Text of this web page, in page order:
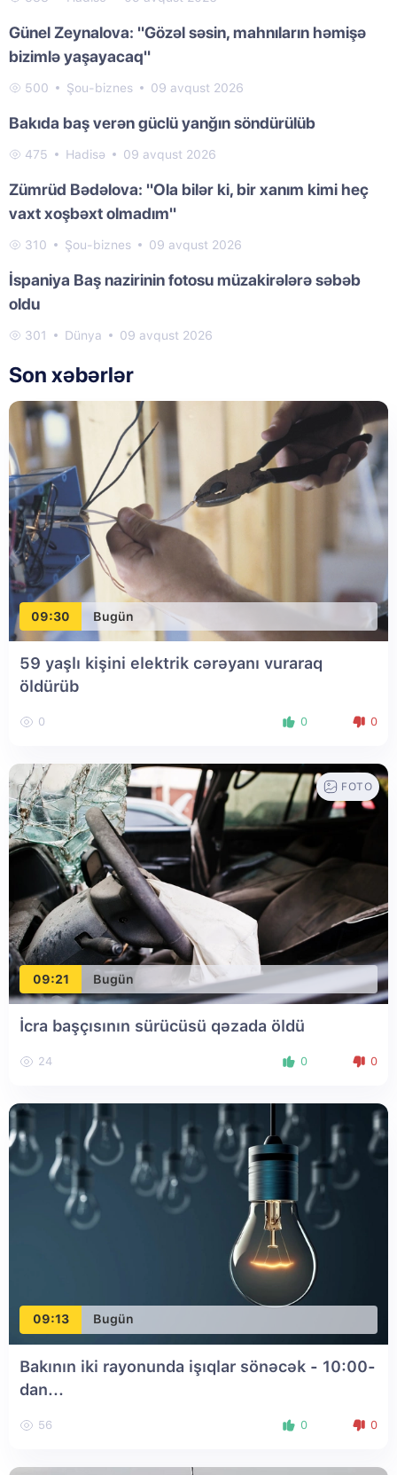
Günel Zeynalova: "Gözəl səsin, mahnıların həmişə
bizimlə yaşayacaq"
500 Şou-biznes 09 avqust 2026
Bakıda baş verən güclü yanğın söndürülüb
475 Hadisə 09 avqust 2026
Zümrüd Bədəlova: "Ola bilər ki, bir xanım kimi heç
vaxt xoşbəxt olmadım"
310 Şou-biznes 09 avqust 2026
İspaniya Baş nazirinin fotosu müzakirələrə səbəb
oldu
301 Dünya 09 avqust 2026
Son xəbərlər
09:30 Bugün
59 yaşlı kişini elektrik cərəyanı vuraraq
öldürüb
0 0 0
09:21 Bugün
FOTO
İcra başçısının sürücüsü qəzada öldü
24 0 0
09:13 Bugün
Bakının iki rayonunda işıqlar sönəcək - 10:00-
dan...
56 0 0